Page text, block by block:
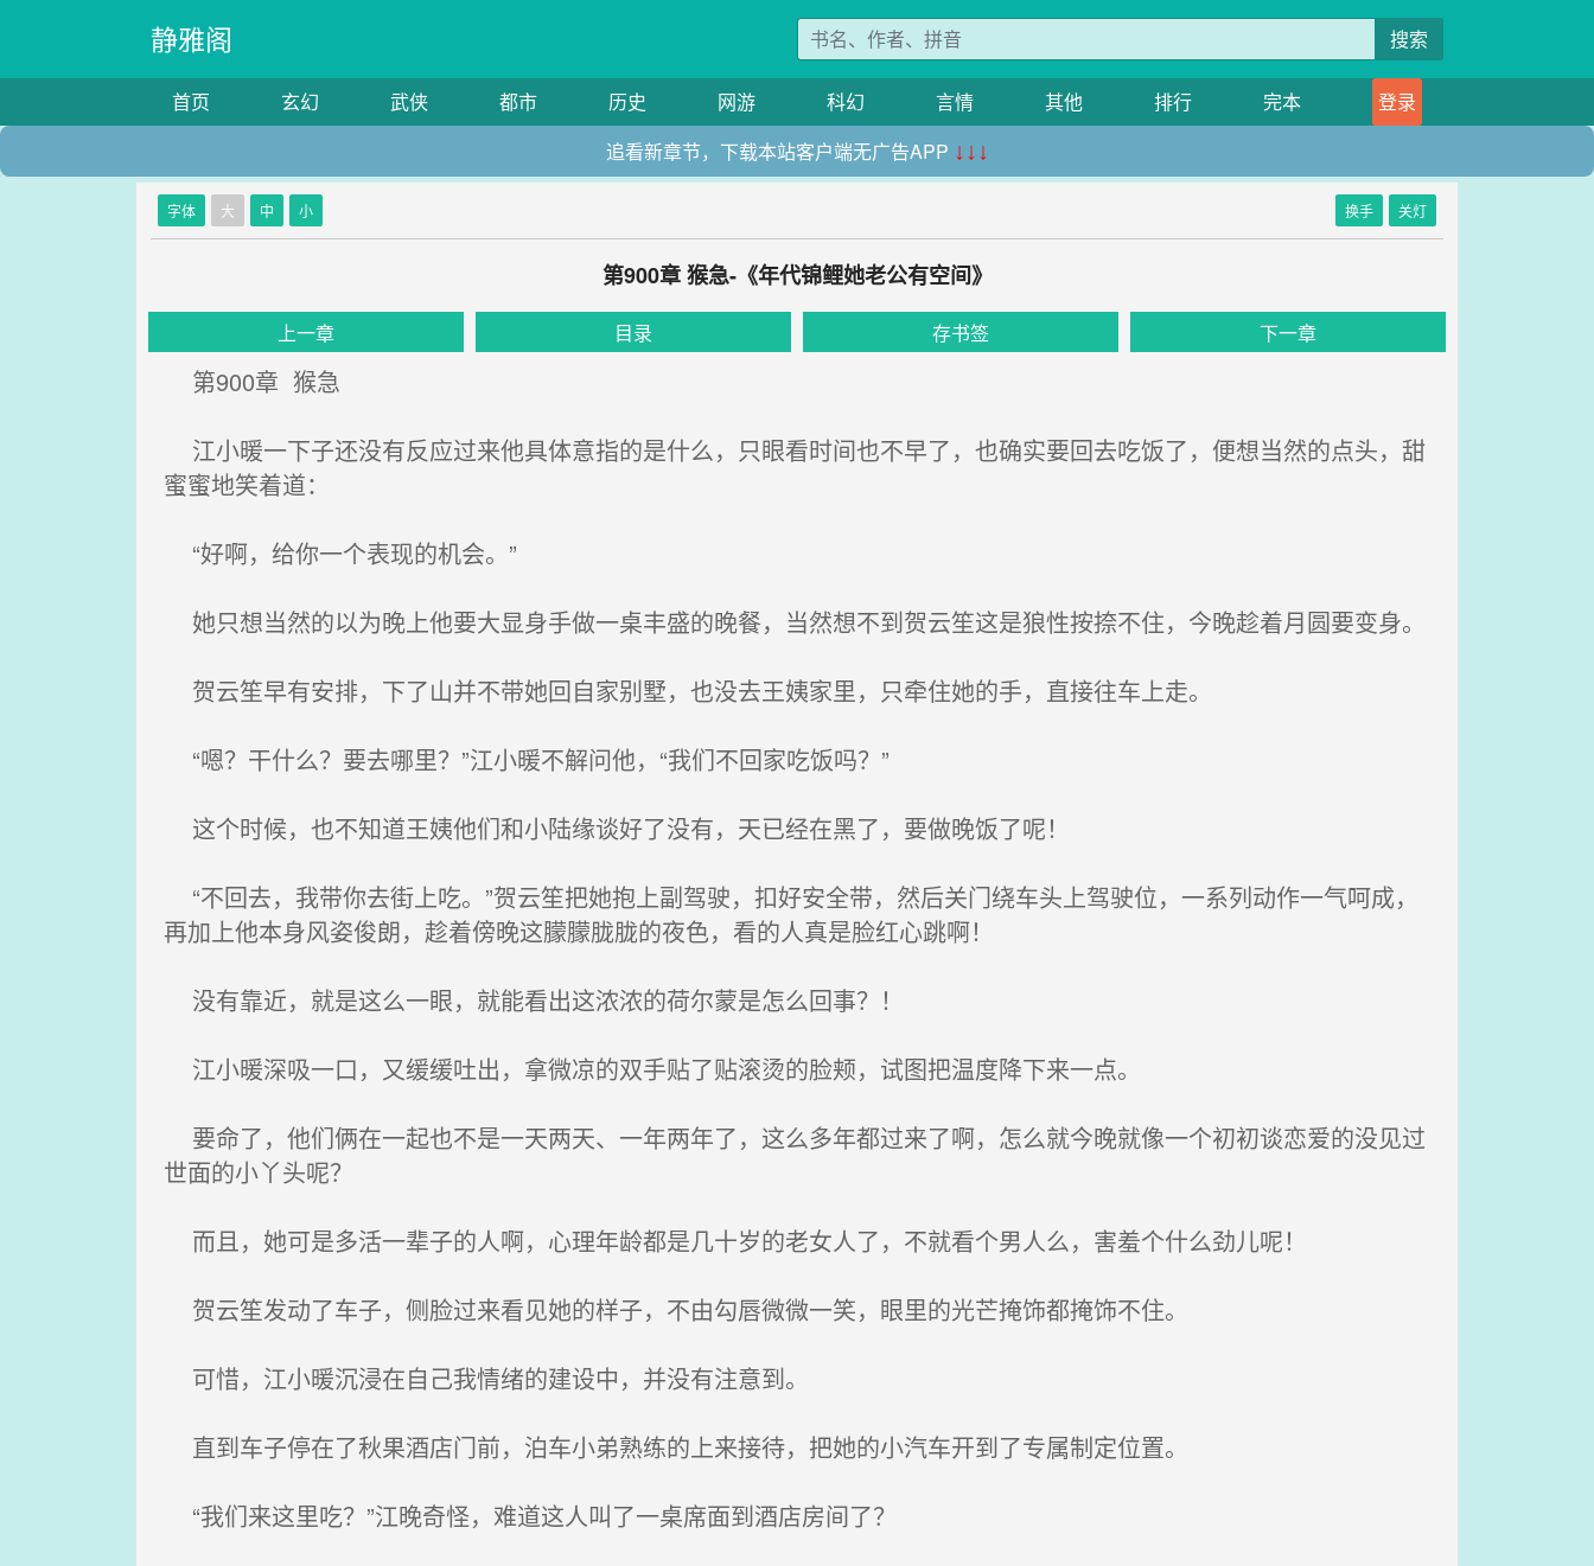
静雅阁 搜索
首页 玄幻 武侠 都市 历史 网游 科幻 言情 其他 排行 完本
登录
追看新章节，下载本站客户端无广告APP ↓↓↓
字体 大 中 小 换手 关灯
第900章 猴急-《年代锦鲤她老公有空间》
上一章 目录 存书签 下一章
第900章 猴急
江小暖一下子还没有反应过来他具体意指的是什么，只眼看时间也不早了，也确实要回去吃饭了，便想当然的点头，甜
蜜蜜地笑着道：
“好啊，给你一个表现的机会。”
她只想当然的以为晚上他要大显身手做一桌丰盛的晚餐，当然想不到贺云笙这是狼性按捺不住，今晚趁着月圆要变身。
贺云笙早有安排，下了山并不带她回自家别墅，也没去王姨家里，只牵住她的手，直接往车上走。
“嗯？干什么？要去哪里？”江小暖不解问他，“我们不回家吃饭吗？”
这个时候，也不知道王姨他们和小陆缘谈好了没有，天已经在黑了，要做晚饭了呢！
“不回去，我带你去街上吃。”贺云笙把她抱上副驾驶，扣好安全带，然后关门绕车头上驾驶位，一系列动作一气呵成，
再加上他本身风姿俊朗，趁着傍晚这朦朦胧胧的夜色，看的人真是脸红心跳啊！
没有靠近，就是这么一眼，就能看出这浓浓的荷尔蒙是怎么回事？！
江小暖深吸一口，又缓缓吐出，拿微凉的双手贴了贴滚烫的脸颊，试图把温度降下来一点。
要命了，他们俩在一起也不是一天两天、一年两年了，这么多年都过来了啊，怎么就今晚就像一个初初谈恋爱的没见过
世面的小丫头呢？
而且，她可是多活一辈子的人啊，心理年龄都是几十岁的老女人了，不就看个男人么，害羞个什么劲儿呢！
贺云笙发动了车子，侧脸过来看见她的样子，不由勾唇微微一笑，眼里的光芒掩饰都掩饰不住。
可惜，江小暖沉浸在自己我情绪的建设中，并没有注意到。
直到车子停在了秋果酒店门前，泊车小弟熟练的上来接待，把她的小汽车开到了专属制定位置。
“我们来这里吃？”江晚奇怪，难道这人叫了一桌席面到酒店房间了？